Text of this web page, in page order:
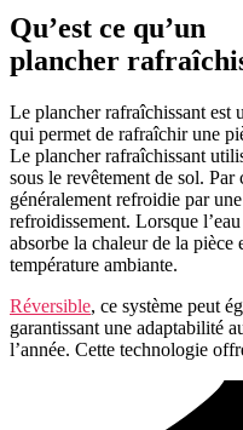
Qu’est ce qu’un
plancher
Le plancher rafraîchissant est
qui permet de rafraîchir une
Le plancher rafraîchissant
sous le revêtement de sol. Par
généralement refroidie par
refroidissement. Lorsque
absorbe la chaleur de la pièce
température ambiante.
Réversible, ce système peut
garantissant une adaptabilité
l’année. Cette technologie